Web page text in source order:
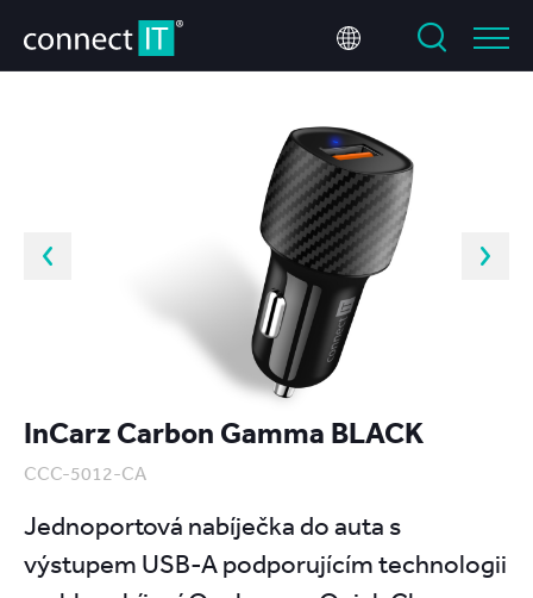
InCarz Carbon Gamma BLACK
CCC-5012-CA
Jednoportová nabíječka do auta s
výstupem USB-A podporujícím technologii